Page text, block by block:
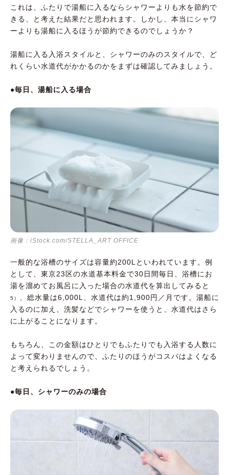
これは、ふたりで湯船に入るならシャワーよりも水を節約で
きる、と考えた結果だと思われます。しかし、本当にシャワ
ーよりも湯船に入るほうが節約できるのでしょうか？
湯船に入る入浴スタイルと、シャワーのみのスタイルで、ど
れくらい水道代がかかるのかをまずは確認してみましょう。
●毎日、湯船に入る場合
画像：iStock.com/STELLA_ART OFFICE
一般的な浴槽のサイズは容量約200Lといわれています。例
として、東京23区の水道基本料金で30日間毎日、浴槽にお
湯を溜めてお風呂に入った場合の水道代を算出してみると
5） 、総水量は6,000L、水道代は約1,900円／月です。湯船に
入るのに加え、洗髪などでシャワーを使うと、水道代はさら
に上がることになります。
もちろん、この金額はひとりでもふたりでも入浴する人数に
よって変わりませんので、ふたりのほうがコスパはよくなる
と考えられるでしょう。
●毎日、シャワーのみの場合